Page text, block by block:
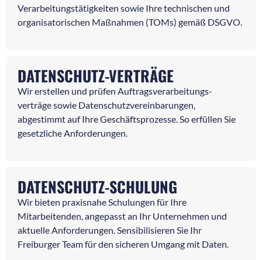
Verarbeitungstätigkeiten sowie Ihre technischen und
organisatorischen Maßnahmen (TOMs) gemäß DSGVO.
DATENSCHUTZ-VERTRÄGE
Wir erstellen und prüfen Auftragsverarbeitungs-
verträge sowie Datenschutzvereinbarungen,
abgestimmt auf Ihre Geschäftsprozesse. So erfüllen Sie
gesetzliche Anforderungen.
DATENSCHUTZ-SCHULUNG
Wir bieten praxisnahe Schulungen für Ihre
Mitarbeitenden, angepasst an Ihr Unternehmen und
aktuelle Anforderungen. Sensibilisieren Sie Ihr
Freiburger Team für den sicheren Umgang mit Daten.